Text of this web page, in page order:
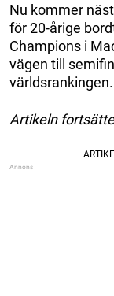
Nu kommer
för 20-årige
Champions i
vägen till
världsrankingen.
Artikeln